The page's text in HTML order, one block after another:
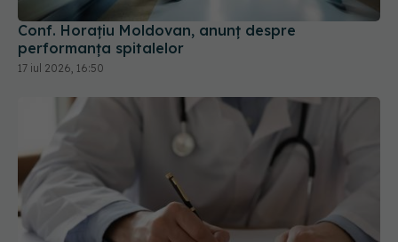
17 iul 2026, 16:50